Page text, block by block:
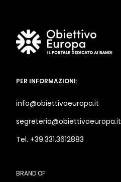
PER INFORMAZIONI:
info@obiettivoeuropa.it
segreteria@obiettivoeuropa.it
Tel. +39.331.3612883
BRAND OF